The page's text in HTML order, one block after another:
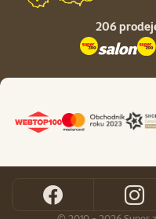
206